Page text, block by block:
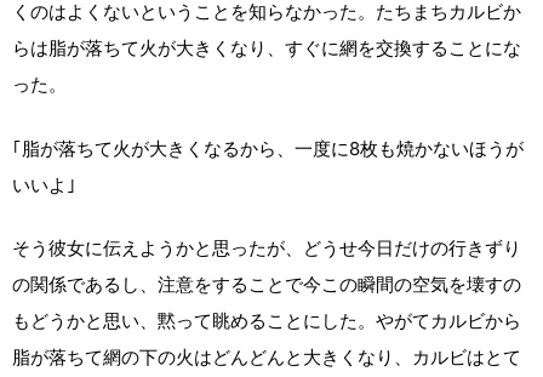
くのはよくないということを知らなかった。たちまちカルビか
らは脂が落ちて火が大きくなり、すぐに網を交換することにな
った。
｢脂が落ちて火が大きくなるから、一度に8枚も焼かないほうが
いいよ｣
そう彼女に伝えようかと思ったが、どうせ今日だけの行きずり
の関係であるし、注意をすることで今この瞬間の空気を壊すの
もどうかと思い、黙って眺めることにした。やがてカルビから
脂が落ちて網の下の火はどんどんと大きくなり、カルビはとて